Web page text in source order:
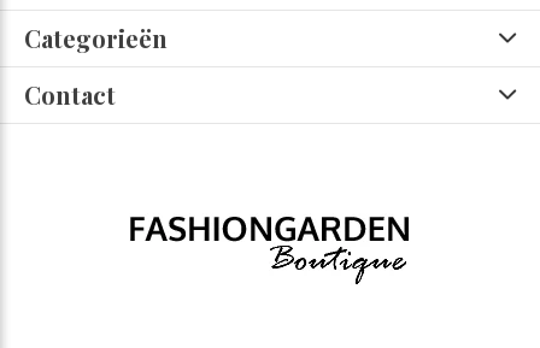
Categorieën
Contact